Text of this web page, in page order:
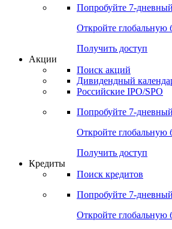
Попробуйте 7-дневный
Откройте глобальную
Получить доступ
Акции
Поиск акций
Дивидендный
Российские IPO/SPO
Попробуйте 7-дневный
Откройте глобальную
Получить доступ
Кредиты
Поиск кредитов
Попробуйте 7-дневный
Откройте глобальную